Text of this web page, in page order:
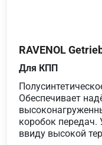
RAVENOL
Для КПП
Обеспечивает
коробок передач.
ввиду высокой